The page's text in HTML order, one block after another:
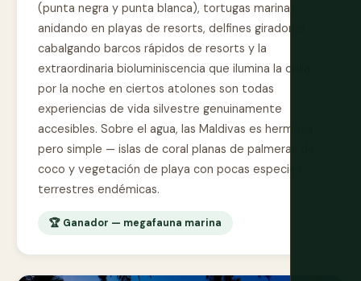
(punta negra y punta blanca), tortugas marinas
anidando en playas de resorts, delfines giradores
cabalgando barcos rápidos de resorts y la
extraordinaria bioluminiscencia que ilumina la orilla
por la noche en ciertos atolones son todas
experiencias de vida silvestre genuinamente
accesibles. Sobre el agua, las Maldivas es hermosa
pero simple — islas de coral planas de palmeras de
coco y vegetación de playa con pocas especies
terrestres endémicas.
🏆 Ganador — megafauna marina